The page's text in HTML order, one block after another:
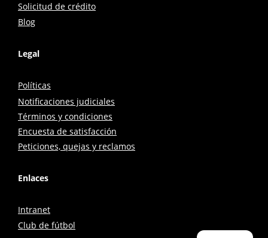
Solicitud de crédito
Blog
Legal
Políticas
Notificaciones judiciales
Términos y condiciones
Encuesta de satisfacción
Peticiones, quejas y reclamos
Enlaces
Intranet
Club de fútbol